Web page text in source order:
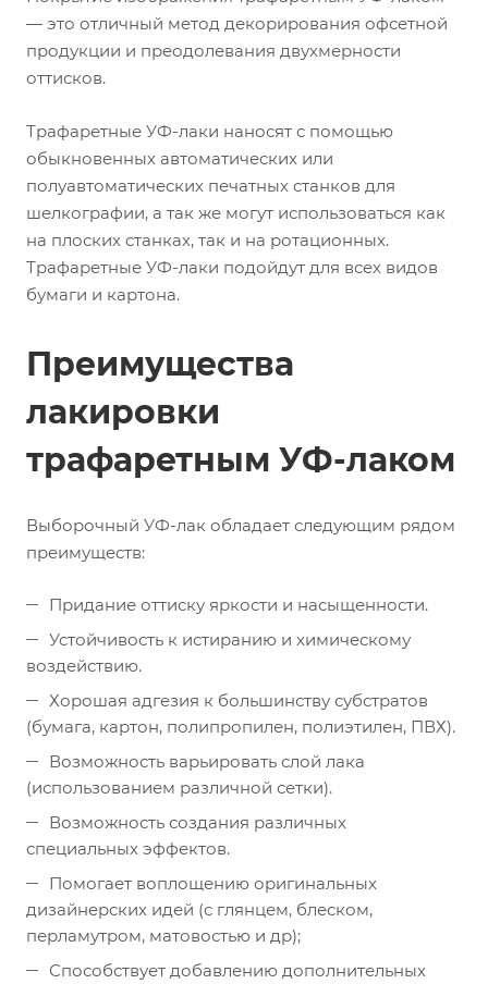
— это отличный метод декорирования офсетной
продукции и преодолевания двухмерности
оттисков.
Трафаретные УФ-лаки наносят с помощью
обыкновенных автоматических или
полуавтоматических печатных станков для
шелкографии, а так же могут использоваться как
на плоских станках, так и на ротационных.
Трафаретные УФ-лаки подойдут для всех видов
бумаги и картона.
Преимущества
лакировки
трафаретным УФ-лаком
Выборочный УФ-лак обладает следующим рядом
преимуществ:
Придание оттиску яркости и насыщенности.
Устойчивость к истиранию и химическому
воздействию.
Хорошая адгезия к большинству субстратов
(бумага, картон, полипропилен, полиэтилен, ПВХ).
Возможность варьировать слой лака
(использованием различной сетки).
Возможность создания различных
специальных эффектов.
Помогает воплощению оригинальных
дизайнерских идей (с глянцем, блеском,
перламутром, матовостью и др);
Способствует добавлению дополнительных